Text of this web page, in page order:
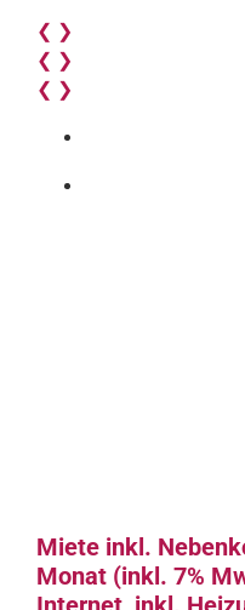
❮ ❯
❮ ❯
❮ ❯
Miete inkl.
Monat (inkl. 7%